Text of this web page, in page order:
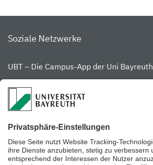
Soziale Netzwerke
UBT – Die Campus-App der Uni Bayreuth
Häufig besuchte Seiten
Forschung
Team